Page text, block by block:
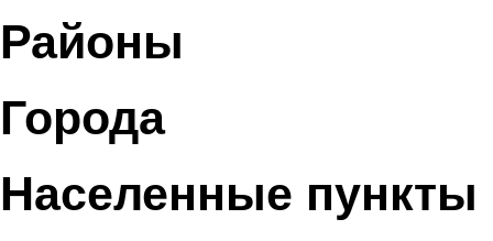
Районы
Города
Населенные пункты